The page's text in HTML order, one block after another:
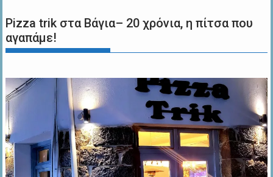
Pizza trik στα Βάγια– 20 χρόνια, η πίτσα που
αγαπάμε!